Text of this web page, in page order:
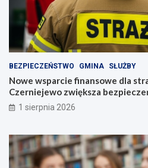
BEZPIECZEŃSTWO GMINA SŁUŻBY
Nowe wsparcie finansowe dla
Czerniejewo zwiększa
1 sierpnia 2026